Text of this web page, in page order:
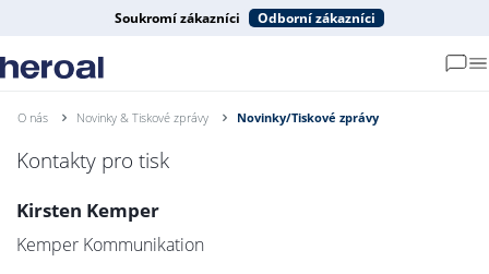
Soukromí zákazníci Odborní zákazníci
O nás Novinky & Tiskové zprávy Novinky/Tiskové zprávy
Kontakty pro tisk
Kirsten Kemper
Kemper Kommunikation